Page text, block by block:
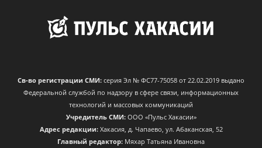
Св-во регистрации СМИ: серия Эл № ФС77-75058 от 22.02.2019 выдано
Федеральной службой по надзору в сфере связи, информационных
технологий и массовых коммуникаций
Учредитель СМИ:ООО «Пульс Хакасии»
Адрес редакции:Хакасия, д. Чапаево, ул. Абаканская, 52
Главный редактор: Мяхар Татьяна Ивановна